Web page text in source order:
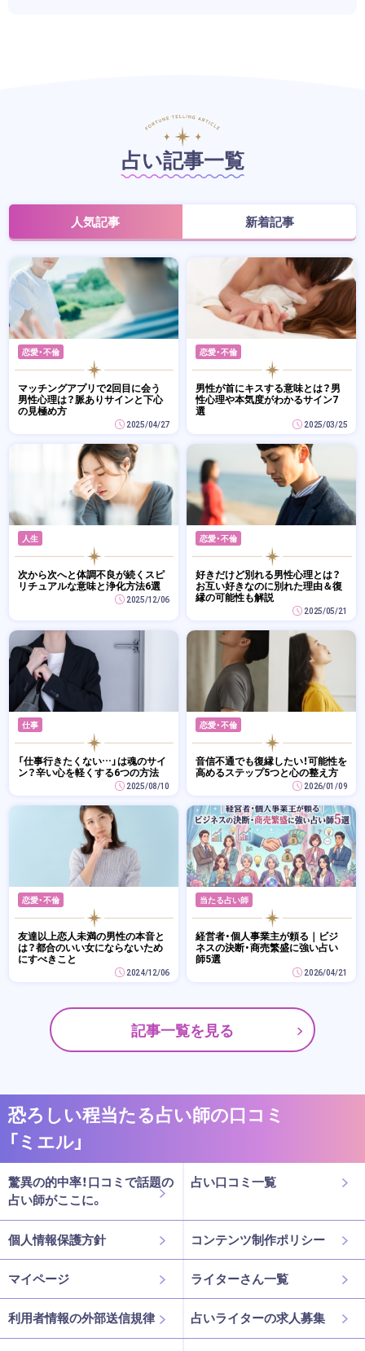
占い記事一覧
人気記事 新着記事
恋愛・不倫
マッチングアプリで2回目に会う
男性心理は？脈ありサインと下心
の見極め方
2025/04/27
恋愛・不倫
男性が首にキスする意味とは？男
性心理や本気度がわかるサイン7
選
2025/03/25
人生
次から次へと体調不良が続くスピ
リチュアルな意味と浄化方法6選
2025/12/06
恋愛・不倫
好きだけど別れる男性心理とは？
お互い好きなのに別れた理由＆復
縁の可能性も解説
2025/05/21
仕事
「仕事行きたくない…」は魂のサイ
ン？辛い心を軽くする6つの方法
2025/08/10
恋愛・不倫
音信不通でも復縁したい！可能性を
高めるステップ5つと心の整え方
2026/01/09
恋愛・不倫
友達以上恋人未満の男性の本音と
は？都合のいい女にならないため
にすべきこと
2024/12/06
当たる占い師
経営者・個人事業主が頼る｜ビジ
ネスの決断・商売繁盛に強い占い
師5選
2026/04/21
記事一覧を見る
恐ろしい程当たる占い師の口コミ
「ミエル」
驚異の的中率！口コミで話題の
占い師がここに。
占い口コミ一覧
個人情報保護方針 コンテンツ制作ポリシー
マイページ ライターさん一覧
利用者情報の外部送信規律 占いライターの求人募集